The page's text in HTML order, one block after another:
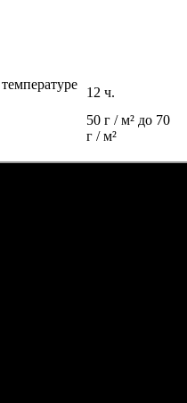
12 ч.
50 г / м² до 70
г / м²